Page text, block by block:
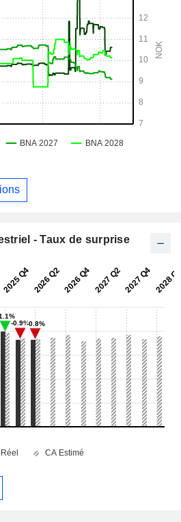
- Taux de surprise